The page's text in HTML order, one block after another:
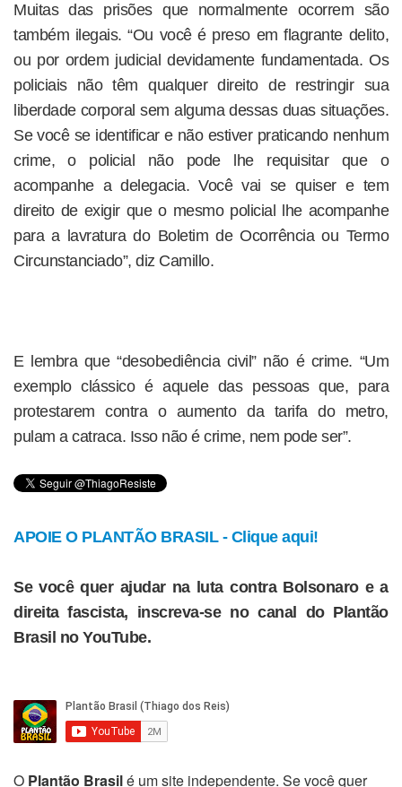
Muitas das prisões que normalmente ocorrem são
também ilegais. “Ou você é preso em flagrante delito,
ou por ordem judicial devidamente fundamentada. Os
policiais não têm qualquer direito de restringir sua
liberdade corporal sem alguma dessas duas situações.
Se você se identificar e não estiver praticando nenhum
crime, o policial não pode lhe requisitar que o
acompanhe a delegacia. Você vai se quiser e tem
direito de exigir que o mesmo policial lhe acompanhe
para a lavratura do Boletim de Ocorrência ou Termo
Circunstanciado”, diz Camillo.
E lembra que “desobediência civil” não é crime. “Um
exemplo clássico é aquele das pessoas que, para
protestarem contra o aumento da tarifa do metro,
pulam a catraca. Isso não é crime, nem pode ser”.
APOIE O PLANTÃO BRASIL - Clique aqui!
Se você quer ajudar na luta contra Bolsonaro e a
direita fascista, inscreva-se no canal do Plantão
Brasil no YouTube.
O Plantão Brasilé um site independente. Se você quer